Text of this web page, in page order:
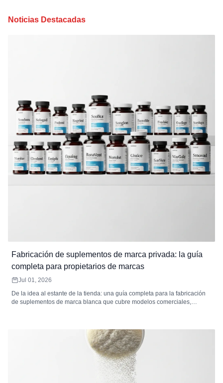
Noticias Destacadas
Fabricación de suplementos de marca privada: la guía
completa para propietarios de marcas
Jul 01, 2026
De la idea al estante de la tienda: una guía completa para la fabricación
de suplementos de marca blanca que cubre modelos comerciales,